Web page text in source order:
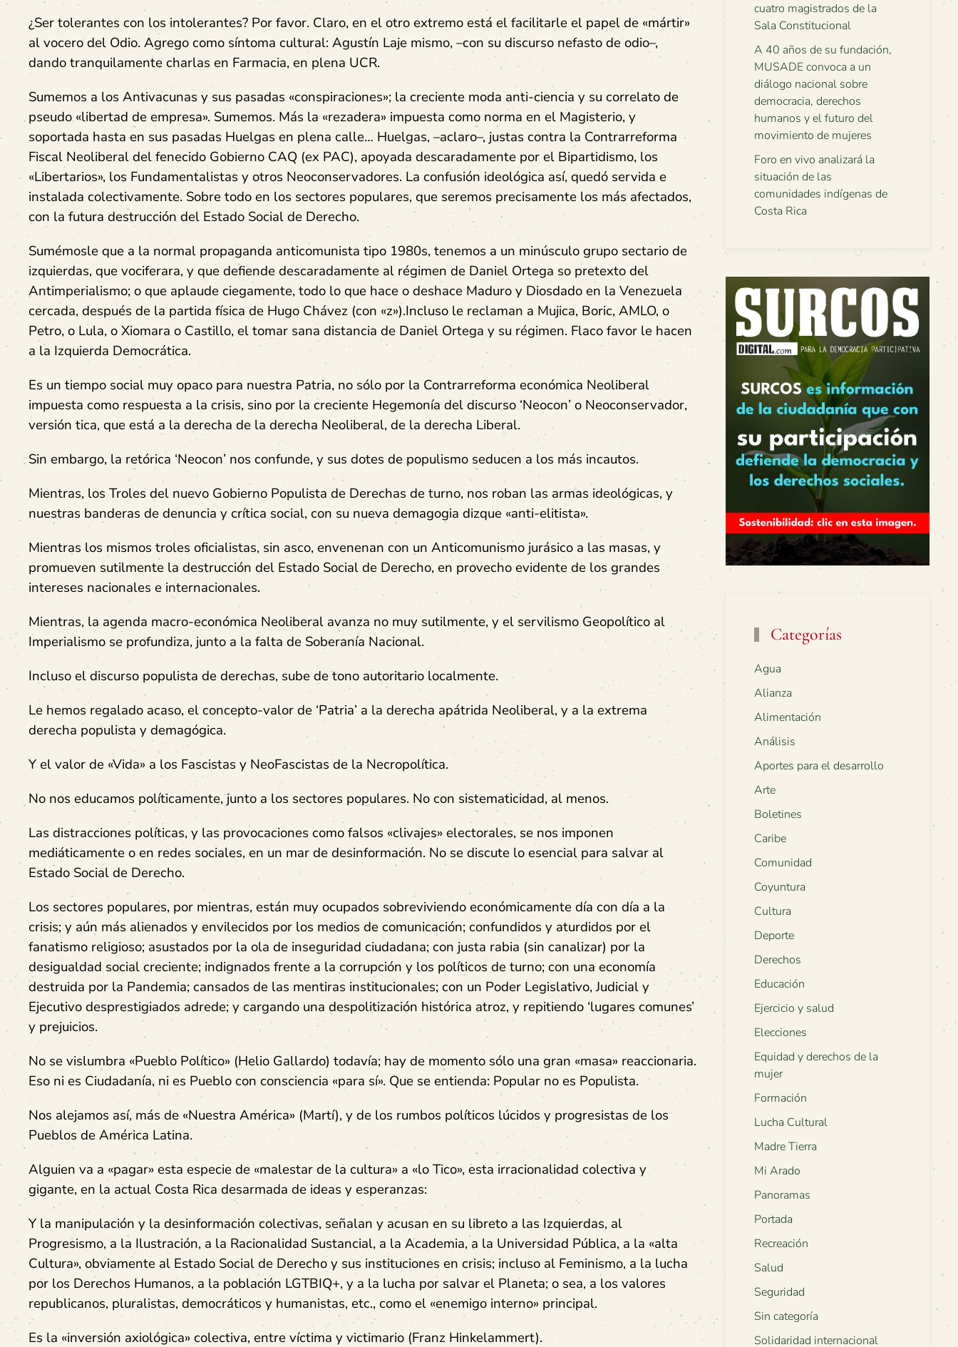
¿Ser tolerantes con los intolerantes? Por favor. Claro, en el otro extremo está el facilitarle el papel de «mártir»
al vocero del Odio. Agrego como síntoma cultural: Agustín Laje mismo, –con su discurso nefasto de odio–,
dando tranquilamente charlas en Farmacia, en plena UCR.
Sumemos a los Antivacunas y sus pasadas «conspiraciones»; la creciente moda anti-ciencia y su correlato de
pseudo «libertad de empresa». Sumemos. Más la «rezadera» impuesta como norma en el Magisterio, y
soportada hasta en sus pasadas Huelgas en plena calle… Huelgas, –aclaro–, justas contra la Contrarreforma
Fiscal Neoliberal del fenecido Gobierno CAQ (ex PAC), apoyada descaradamente por el Bipartidismo, los
«Libertarios», los Fundamentalistas y otros Neoconservadores. La confusión ideológica así, quedó servida e
instalada colectivamente. Sobre todo en los sectores populares, que seremos precisamente los más afectados,
con la futura destrucción del Estado Social de Derecho.
Sumémosle que a la normal propaganda anticomunista tipo 1980s, tenemos a un minúsculo grupo sectario de
izquierdas, que vociferara, y que defiende descaradamente al régimen de Daniel Ortega so pretexto del
Antimperialismo; o que aplaude ciegamente, todo lo que hace o deshace Maduro y Diosdado en la Venezuela
cercada, después de la partida física de Hugo Chávez (con «z»).Incluso le reclaman a Mujica, Boric, AMLO, o
Petro, o Lula, o Xiomara o Castillo, el tomar sana distancia de Daniel Ortega y su régimen. Flaco favor le hacen
a la Izquierda Democrática.
Es un tiempo social muy opaco para nuestra Patria, no sólo por la Contrarreforma económica Neoliberal
impuesta como respuesta a la crisis, sino por la creciente Hegemonía del discurso ‘Neocon’ o Neoconservador,
versión tica, que está a la derecha de la derecha Neoliberal, de la derecha Liberal.
Sin embargo, la retórica ‘Neocon’ nos confunde, y sus dotes de populismo seducen a los más incautos.
Mientras, los Troles del nuevo Gobierno Populista de Derechas de turno, nos roban las armas ideológicas, y
nuestras banderas de denuncia y crítica social, con su nueva demagogia dizque «anti-elitista».
Mientras los mismos troles oficialistas, sin asco, envenenan con un Anticomunismo jurásico a las masas, y
promueven sutilmente la destrucción del Estado Social de Derecho, en provecho evidente de los grandes
intereses nacionales e internacionales.
Mientras, la agenda macro-económica Neoliberal avanza no muy sutilmente, y el servilismo Geopolítico al
Imperialismo se profundiza, junto a la falta de Soberanía Nacional.
Incluso el discurso populista de derechas, sube de tono autoritario localmente.
Le hemos regalado acaso, el concepto-valor de ‘Patria’ a la derecha apátrida Neoliberal, y a la extrema
derecha populista y demagógica.
Y el valor de «Vida» a los Fascistas y NeoFascistas de la Necropolítica.
No nos educamos políticamente, junto a los sectores populares. No con sistematicidad, al menos.
Las distracciones políticas, y las provocaciones como falsos «clivajes» electorales, se nos imponen
mediáticamente o en redes sociales, en un mar de desinformación. No se discute lo esencial para salvar al
Estado Social de Derecho.
Los sectores populares, por mientras, están muy ocupados sobreviviendo económicamente día con día a la
crisis; y aún más alienados y envilecidos por los medios de comunicación; confundidos y aturdidos por el
fanatismo religioso; asustados por la ola de inseguridad ciudadana; con justa rabia (sin canalizar) por la
desigualdad social creciente; indignados frente a la corrupción y los políticos de turno; con una economía
destruida por la Pandemia; cansados de las mentiras institucionales; con un Poder Legislativo, Judicial y
Ejecutivo desprestigiados adrede; y cargando una despolitización histórica atroz, y repitiendo ‘lugares comunes’
y prejuicios.
No se vislumbra «Pueblo Político» (Helio Gallardo) todavía; hay de momento sólo una gran «masa» reaccionaria.
Eso ni es Ciudadanía, ni es Pueblo con consciencia «para sí». Que se entienda: Popular no es Populista.
Nos alejamos así, más de «Nuestra América» (Martí), y de los rumbos políticos lúcidos y progresistas de los
Pueblos de América Latina.
Alguien va a «pagar» esta especie de «malestar de la cultura» a «lo Tico», esta irracionalidad colectiva y
gigante, en la actual Costa Rica desarmada de ideas y esperanzas:
Y la manipulación y la desinformación colectivas, señalan y acusan en su libreto a las Izquierdas, al
Progresismo, a la Ilustración, a la Racionalidad Sustancial, a la Academia, a la Universidad Pública, a la «alta
Cultura», obviamente al Estado Social de Derecho y sus instituciones en crisis; incluso al Feminismo, a la lucha
por los Derechos Humanos, a la población LGTBIQ+, y a la lucha por salvar el Planeta; o sea, a los valores
republicanos, pluralistas, democráticos y humanistas, etc., como el «enemigo interno» principal.
Es la «inversión axiológica» colectiva, entre víctima y victimario (Franz Hinkelammert).
cuatro magistrados de la
Sala Constitucional
A 40 años de su fundación,
MUSADE convoca a un
diálogo nacional sobre
democracia, derechos
humanos y el futuro del
movimiento de mujeres
Foro en vivo analizará la
situación de las
comunidades indígenas de
Costa Rica
Categorías
Agua
Alianza
Alimentación
Análisis
Aportes para el desarrollo
Arte
Boletines
Caribe
Comunidad
Coyuntura
Cultura
Deporte
Derechos
Educación
Ejercicio y salud
Elecciones
Equidad y derechos de la
mujer
Formación
Lucha Cultural
Madre Tierra
Mi Arado
Panoramas
Portada
Recreación
Salud
Seguridad
Sin categoría
Solidaridad internacional